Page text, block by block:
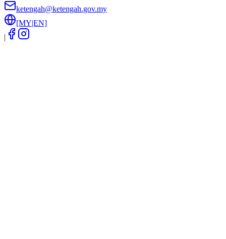
ketengah@ketengah.gov.my
[MY|EN]
|